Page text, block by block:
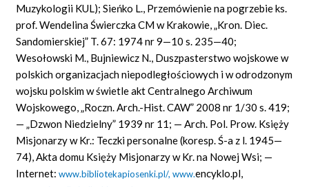
Muzykologii KUL); Sieńko L., Przemówienie na pogrzebie ks.
prof. Wendelina Świerczka CM w Krakowie, „Kron. Diec.
Sandomierskiej” T. 67: 1974 nr 9—10 s. 235—40;
Wesołowski M., Bujniewicz N., Duszpasterstwo wojskowe w
polskich organizacjach niepodległościowych i w odrodzonym
wojsku polskim w świetle akt Centralnego Archiwum
Wojskowego, „Roczn. Arch.-Hist. CAW” 2008 nr 1/30 s. 419;
— „Dzwon Niedzielny” 1939 nr 11; — Arch. Pol. Prow. Księży
Misjonarzy w Kr.: Teczki personalne (koresp. Ś-a z l. 1945—
74), Akta domu Księży Misjonarzy w Kr. na Nowej Wsi; —
Internet:www.bibliotekapiosenki.pl/, www.encyklo.pl,